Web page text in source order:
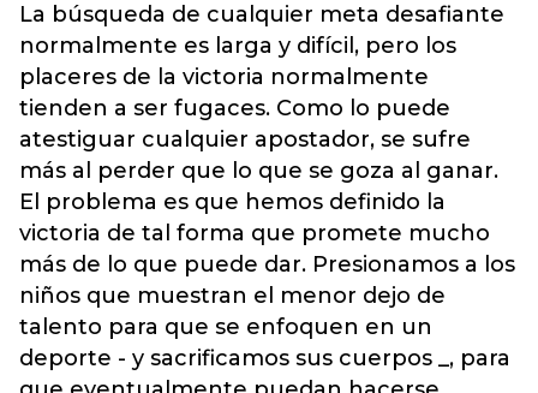
La búsqueda de cualquier meta desafiante
normalmente es larga y difícil, pero los
placeres de la victoria normalmente
tienden a ser fugaces. Como lo puede
atestiguar cualquier apostador, se sufre
más al perder que lo que se goza al ganar.
El problema es que hemos definido la
victoria de tal forma que promete mucho
más de lo que puede dar. Presionamos a los
niños que muestran el menor dejo de
talento para que se enfoquen en un
deporte - y sacrificamos sus cuerpos _, para